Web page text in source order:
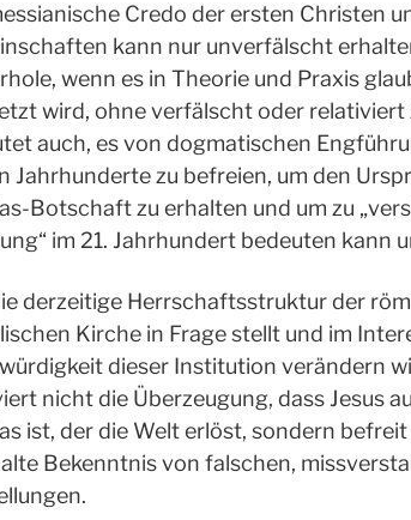
Credo der ersten Christen
kann nur unverfälscht
wenn es in Theorie und Praxis
wird, ohne verfälscht oder relativiert
auch, es von dogmatischen
Jahrhunderte zu befreien, um den
Botschaft zu erhalten und um zu
im 21. Jahrhundert bedeuten kann
derzeitige Herrschaftsstruktur der
Kirche in Frage stellt und im
dieser Institution verändern
nicht die Überzeugung, dass Jesus
ist, der die Welt erlöst, sondern
Bekenntnis von falschen,